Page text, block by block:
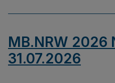
MB.NRW 2026
31.07.2026